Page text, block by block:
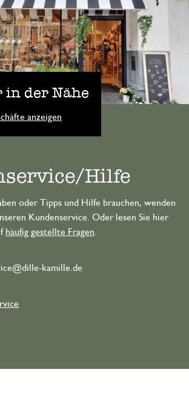
in der Nähe
anzeigen
Hilfe
oder Tipps und Hilfe brauchen, wenden
Kundenservice. Oder lesen Sie hier
häufig gestellte Fragen
kamille.de